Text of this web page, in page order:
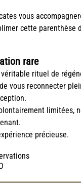
vous
cette parenthèse
rare
rituel de
vous reconnecter
limitées,
précieuse.